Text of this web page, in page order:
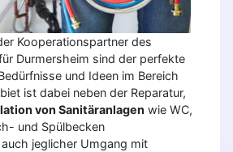
Kooperationspartner des
Durmersheim sind der perfekte
und Ideen im Bereich
ist dabei neben der Reparatur,
von Sanitäranlagen wie WC,
und Spülbecken
jeglicher Umgang mit